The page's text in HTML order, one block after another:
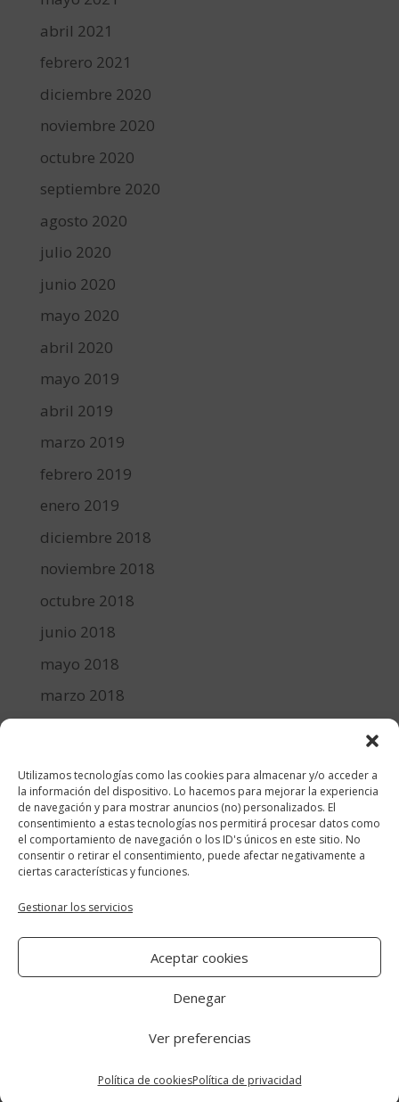
Utilizamos tecnologías como las cookies para almacenar y/o acceder a
la información del dispositivo. Lo hacemos para mejorar la experiencia
de navegación y para mostrar anuncios (no) personalizados. El
consentimiento a estas tecnologías nos permitirá procesar datos como
el comportamiento de navegación o los ID's únicos en este sitio. No
consentir o retirar el consentimiento, puede afectar negativamente a
ciertas características y funciones.
Gestionar los servicios
Aceptar cookies
Denegar
Ver preferencias
Política de cookiesPolítica de privacidad
abril 2021
febrero 2021
diciembre 2020
noviembre 2020
octubre 2020
septiembre 2020
agosto 2020
julio 2020
junio 2020
mayo 2020
abril 2020
mayo 2019
abril 2019
marzo 2019
febrero 2019
enero 2019
diciembre 2018
noviembre 2018
octubre 2018
junio 2018
mayo 2018
marzo 2018
diciembre 2017
Categorías
cocina y recetas
general
lifestyle
manualidades-diy
de privacidad